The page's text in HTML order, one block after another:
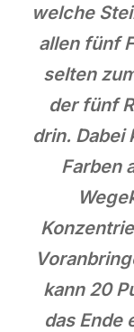
welche
allen fünf
selten
der fünf
drin. Dabei
Farben
kann 20
das Ende